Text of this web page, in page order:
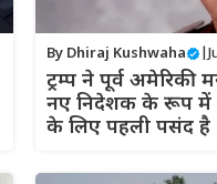
By Dhiraj Kushwaha |
ट्रम्प ने पूर्व अमेरिकी
नए निदेशक के रूप में
के लिए पहली पसंद है